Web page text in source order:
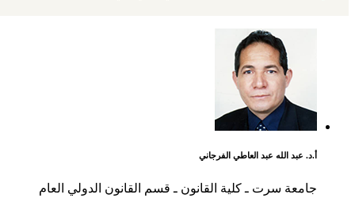
أ‌.د. عبد الله عبد العاطي الفرجاني
جامعة سرت ـ كلية القانون ـ قسم القانون الدولي العام